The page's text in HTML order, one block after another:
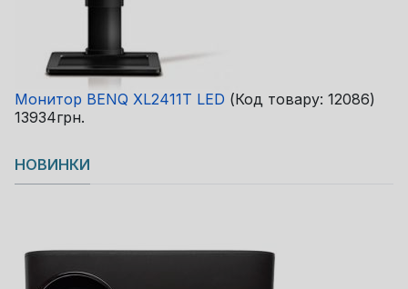
Монитор BENQ XL2411T LED (Код товару: 12086)
13934грн.
НОВИНКИ